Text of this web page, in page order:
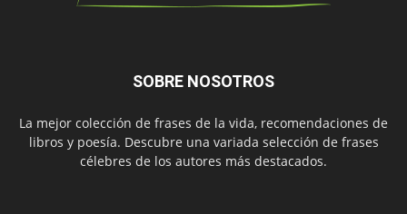
SOBRE NOSOTROS
La mejor colección de frases de la vida, recomendaciones de
libros y poesía. Descubre una variada selección de frases
célebres de los autores más destacados.